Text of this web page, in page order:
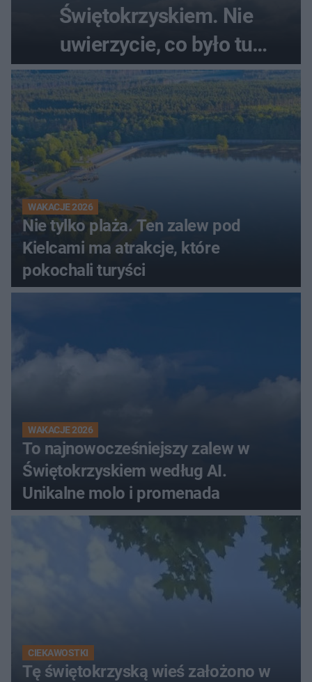
Świętokrzyskiem. Nie
uwierzycie, co było tu
wcześniej
WAKACJE 2026
Nie tylko plaża. Ten zalew pod
Kielcami ma atrakcje, które
pokochali turyści
WAKACJE 2026
To najnowocześniejszy zalew w
Świętokrzyskiem według AI.
Unikalne molo i promenada
CIEKAWOSTKI
Tę świętokrzyską wieś założono w